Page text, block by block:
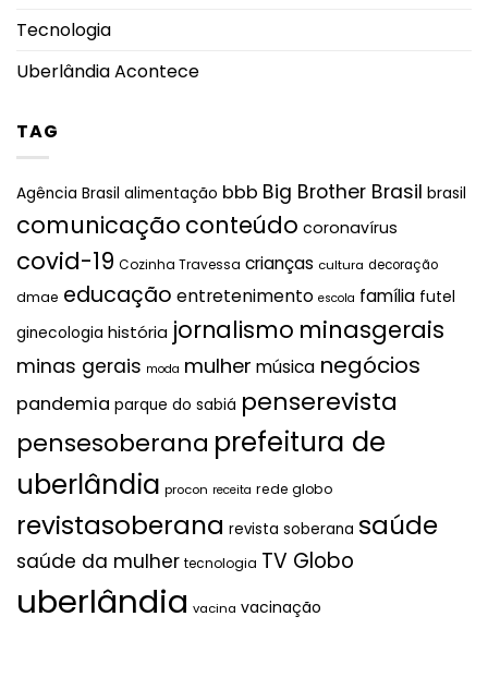
Tecnologia
Uberlândia Acontece
TAG
Agência Brasil alimentação bbb Big Brother Brasil brasil
comunicação conteúdo coronavírus
covid-19 Cozinha Travessa crianças cultura decoração
dmae educação entretenimento escola família futel
ginecologia história jornalismo minasgerais
minas gerais moda mulher música negócios
pandemia parque do sabiá penserevista
pensesoberana prefeitura de
uberlândia procon receita rede globo
revistasoberana revista soberana saúde
saúde da mulher tecnologia TV Globo
uberlândia vacina vacinação